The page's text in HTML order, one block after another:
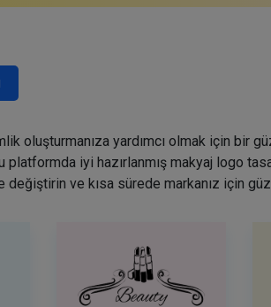
oluşturmanıza yardımcı olmak için bir
iyi hazırlanmış makyaj logo
ve kısa sürede markanız için